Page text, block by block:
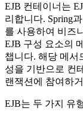
EJB 컨테이너는
리합니다. Spring
를 사용하여 비즈
EJB 구성 요소의
챕니다. 해당 메서
성을 기반으로 컨
랜잭션에 참여하
EJB는 두 가지 유